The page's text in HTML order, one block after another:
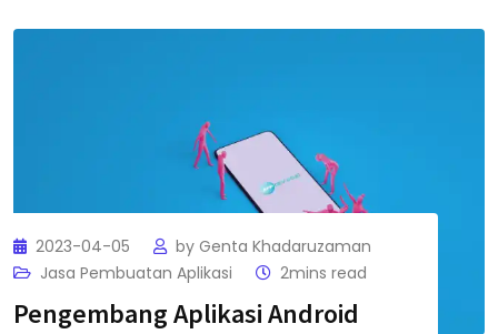
2023-04-05 by Genta Khadaruzaman
Jasa Pembuatan Aplikasi
2mins read
Pengembang Aplikasi Android